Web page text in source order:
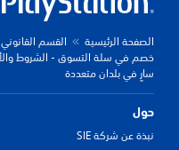
الصفحة الرئيسية
القسم القانوني
سارٍ في بلدان متعددة
حول
نبذة عن شركة SIE